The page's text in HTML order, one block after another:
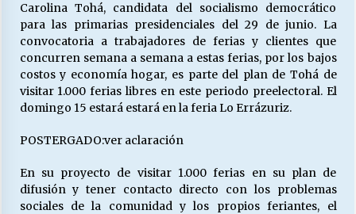
MUNICIPALIDADES, HONORARIOS, DESPIDOS
28/05/2026
Releyendo la Rerum Novarum a 135 años. “La
cuestión social hoy”.
Nuestras Almas)
30/04/2026
Carolina Tohá, candidata del socialismo democrático
para las primarias presidenciales del 29 de junio. La
convocatoria a trabajadores de ferias y clientes que
concurren semana a semana a estas ferias, por los bajos
costos y economía hogar, es parte del plan de Tohá de
visitar 1.000 ferias libres en este periodo preelectoral. El
domingo 15 estará estará en la feria Lo Errázuriz.
POSTERGADO:ver aclaración
En su proyecto de visitar 1.000 ferias en su plan de
difusión y tener contacto directo con los problemas
sociales de la comunidad y los propios feriantes, el